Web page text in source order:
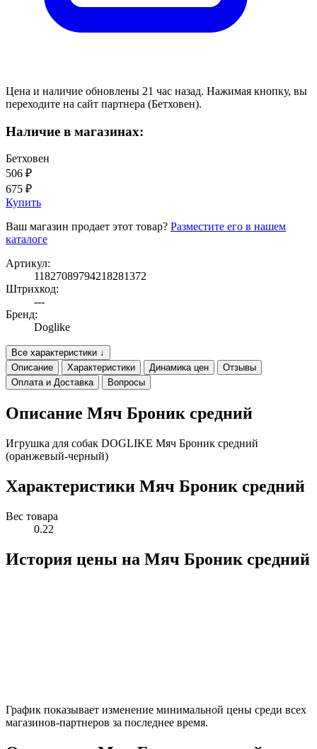
Цена и наличие обновлены 21 час назад. Нажимая кнопку, вы
переходите на сайт партнера (Бетховен).
Наличие в магазинах:
Бетховен
506 ₽
675 ₽
Купить
Ваш магазин продает этот товар? Разместите его в нашем
каталоге
Артикул:
11827089794218281372
Штрихкод:
---
Бренд:
Doglike
Все характеристики ↓
Описание
Характеристики Динамика цен
Отзывы
Оплата и Доставка
Вопросы
Описание Мяч Броник средний
Игрушка для собак DOGLIKE Мяч Броник средний
(оранжевый-черный)
Характеристики Мяч Броник средний
Вес товара
0.22
История цены на Мяч Броник средний
График показывает изменение минимальной цены среди всех
магазинов-партнеров за последнее время.